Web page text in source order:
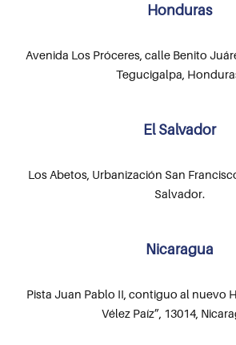
Honduras
Avenida Los Próceres, calle Benito
Tegucigalpa,
El Salvador
Los Abetos, Urbanización San
Salvador.
Nicaragua
Pista Juan Pablo II, contiguo al nuevo
Vélez Paíz”, 13014,